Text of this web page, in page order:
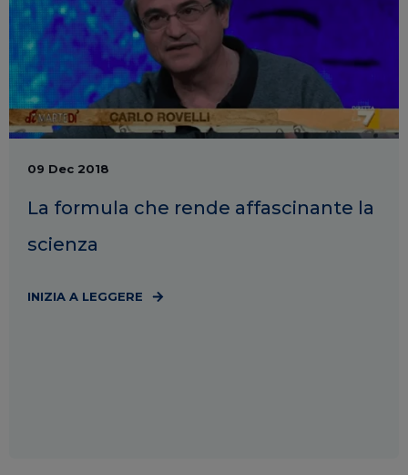
09 Dec 2018
La formula che rende affascinante la
scienza
INIZIA A LEGGERE